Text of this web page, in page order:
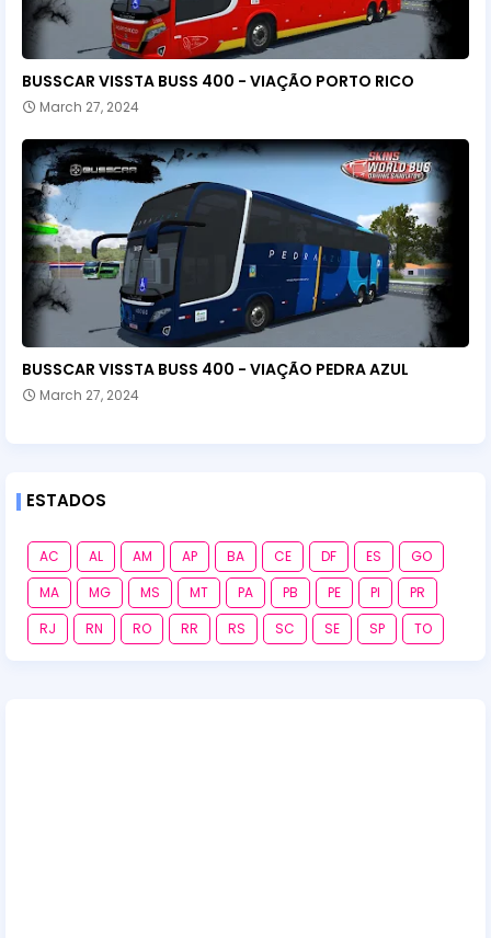
BUSSCAR VISSTA BUSS 400 - VIAÇÃO PORTO RICO
March 27, 2024
BUSSCAR VISSTA BUSS 400 - VIAÇÃO PEDRA AZUL
March 27, 2024
ESTADOS
AC AL AM AP BA CE DF ES
GO
MA
MG MS MT PA PB PE PI
PR
RJ
RN RO RR RS SC SE SP TO